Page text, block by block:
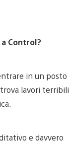
Control?
in un posto
lavori
e davvero